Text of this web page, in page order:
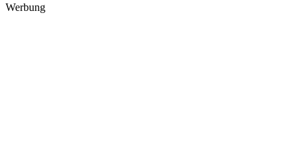
Werbung